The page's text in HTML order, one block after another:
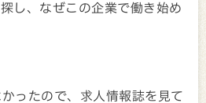
し、なぜこの企業で働き始め
ったので、求人情報誌を見て